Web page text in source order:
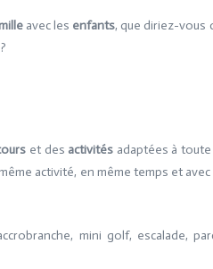
avec les enfants, que diriez-vous
?
et des activités adaptées à toute
activité, en même temps et avec
mini golf, escalade,